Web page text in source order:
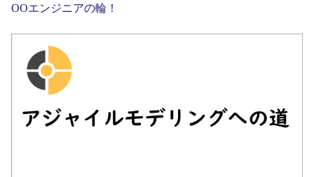
OOエンジニアの輪！